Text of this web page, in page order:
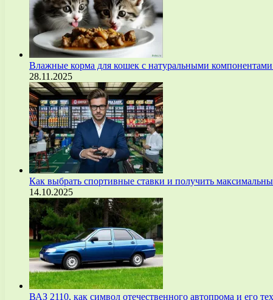
Влажные корма для кошек с натуральными
28.11.2025
Как выбрать спортивные ставки и получить
14.10.2025
ВАЗ 2110, как символ отечественного автопрома и его